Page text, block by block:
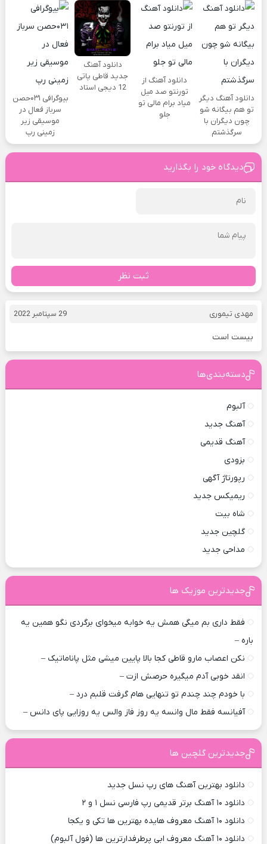
دانلود آهنگ دیگر
تو هم بیگانه شو
چون دیگران با
سرگذشتم
دانلود آهنگ از
تورنتو صد میل
میاد برام مالی تو
جلو
دانلود آهنگ
جدید قاطی پاتی
12 دیجی استاد
بیوگرافی ۰۳۱حصن
سرباز فعال در
موسیقی زیر
زمینی رپ
دیدگاه خود را بگذارید
ثبت نظر
مهدی تیموری 29 سپتامبر 2022
بیست است
دسته‌بندی‌ها
آلبوم
آهنگ جدید
آهنگ قدیمی
بزودی
رپورتاژ آگهی
ریمیکس جدید
شاه بیت
گلچین جدید
مداحی جدید
جدیدترین موزیک ها
فقط داری بم میگی همش یه خوابه میخوای برگردی نگو همین یه
باره –
نکن اعصاب مارو قاطی کجا بالا پایین میشی مثل پاناماتیک –
انقد خوبی آدم میگیره حرصش ازت –
با خودم چند چندم تو تنهایی هام گرفت قلبم درد –
آفیانسه فقط مال وانسه یه روز فاز والس یه روزایی پای دانس –
جدیدترین گلچین ها
دانلود بهترین آهنگ های رپ نسل جدید
دانلود ۱۰ آهنگ برتر قدیمی رپ فارسی نسل ۱ و ۲
دانلود ۱۰ آهنگ معروف هایده بهترین ها تکی و یکجا
دانلود ۱۰ آهنگ معروف ابی پرطرفدارترین ها (فول آلبوم)